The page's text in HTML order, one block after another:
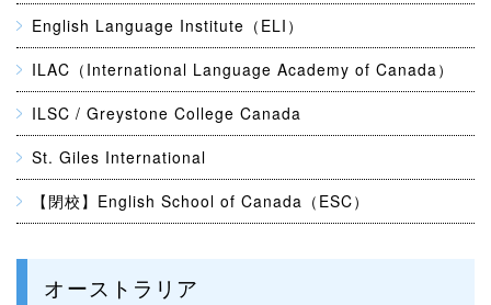
English Language Institute（ELI）
ILAC（International Language Academy of Canada）
ILSC / Greystone College Canada
St. Giles International
【閉校】English School of Canada（ESC）
オーストラリア